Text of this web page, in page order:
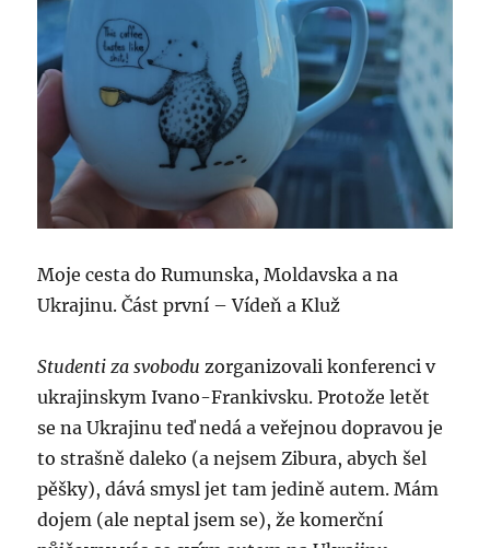
Moje cesta do Rumunska, Moldavska a na
Ukrajinu. Část první – Vídeň a Kluž
Studenti za svobodu zorganizovali konferenci v
ukrajinskym Ivano-Frankivsku. Protože letět
se na Ukrajinu teď nedá a veřejnou dopravou je
to strašně daleko (a nejsem Zibura, abych šel
pěšky), dává smysl jet tam jedině autem. Mám
dojem (ale neptal jsem se), že komerční